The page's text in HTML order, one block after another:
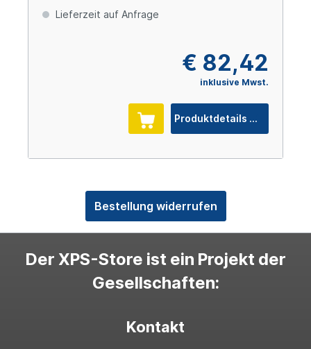
Lieferzeit auf Anfrage
€ 82,42
inklusive Mwst.
Produktdetails
Bestellung widerrufen
Der XPS-Store ist ein Projekt der
Gesellschaften:
Kontakt